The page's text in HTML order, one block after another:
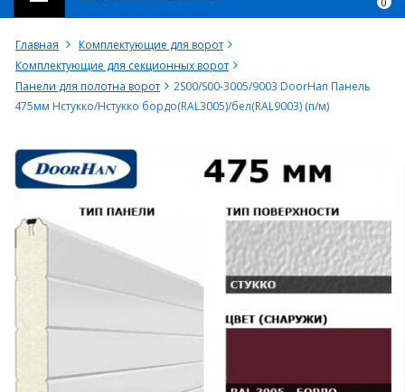
0
Главная
Комплектующие для ворот
Комплектующие для секционных ворот
Панели для полотна ворот
2S00/S00-3005/9003 DoorHan Панель
475мм Нстукко/Нстукко бордо(RAL3005)/бел(RAL9003) (п/м)